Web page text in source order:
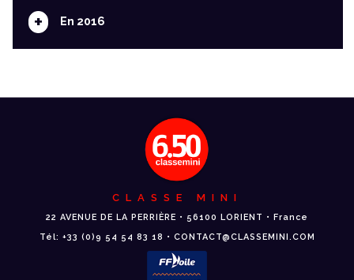
+ En 2016
CLASSE MINI
22 AVENUE DE LA PERRIÈRE • 56100 LORIENT • France
Tél: +33 (0)9 54 54 83 18 • CONTACT@CLASSEMINI.COM